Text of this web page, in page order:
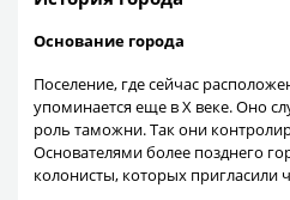
Основание города
Поселение, где сейчас
упоминается еще в X веке. Оно
роль таможни. Так они
Основателями более позднего
колонисты, которых пригласили